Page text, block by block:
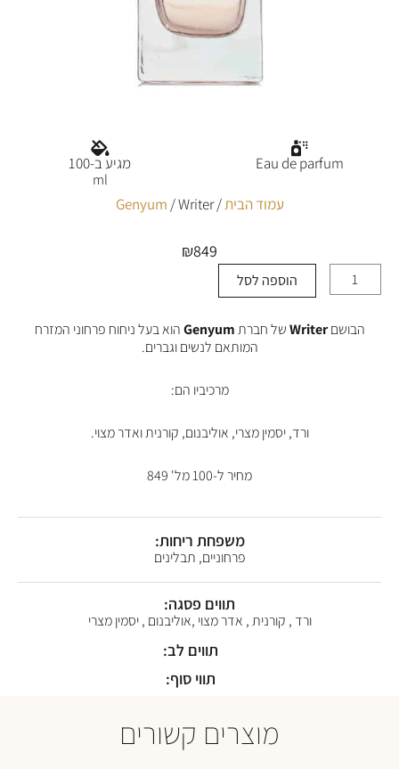
עמוד הבית/
Genyum/ Writer
₪849
של
הוספה לסל
הבושםWriterשל חברתGenyumהוא בעל ניחוח פרחוני המזרח
המותאם לנשים וגברים.
מרכיביו הם:
ורד, יסמין מצרי, אוליבנום, קורנית ואדר מצוי.
מחיר ל-100 מל' 849
משפחת ריחות:
פרחוניים, תבלינים
תווים פסגה:
ורד , קורנית , אדר מצוי ,אוליבנום , יסמין מצרי
תווים לב:
תווי סוף:
Eau de parfum מגיע ב-100
ml
מוצרים קשורים